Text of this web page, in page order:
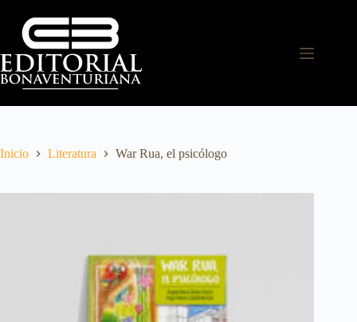
Inicio Literatura War Rua, el psicólogo